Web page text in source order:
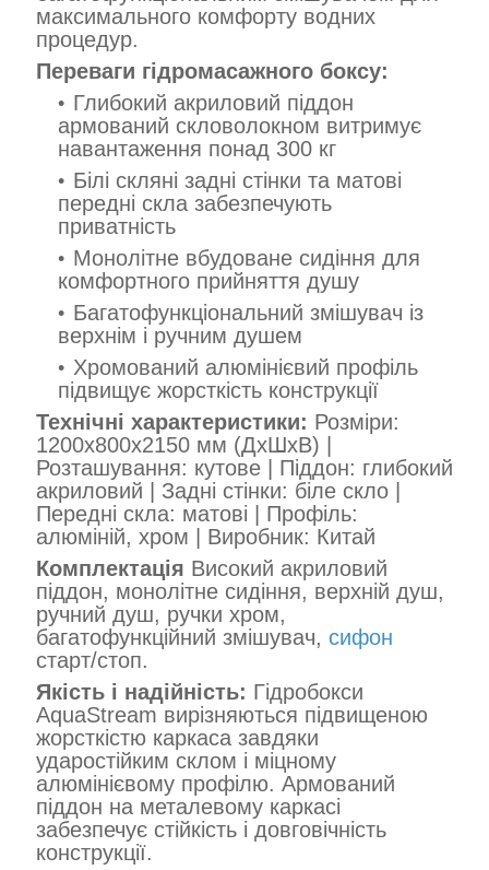
максимального комфорту водних
процедур.
Переваги гідромасажного боксу:
Глибокий акриловий піддон
армований скловолокном витримує
навантаження понад 300 кг
Білі скляні задні стінки та матові
передні скла забезпечують
приватність
Монолітне вбудоване сидіння для
комфортного прийняття душу
Багатофункціональний змішувач із
верхнім і ручним душем
Хромований алюмінієвий профіль
підвищує жорсткість конструкції
Технічні характеристики: Розміри:
1200x800x2150 мм (ДхШхВ) |
Розташування: кутове | Піддон: глибокий
акриловий | Задні стінки: біле скло |
Передні скла: матові | Профіль:
алюміній, хром | Виробник: Китай
Комплектація Високий акриловий
піддон, монолітне сидіння, верхній душ,
ручний душ, ручки хром,
багатофункційний змішувач, сифон
старт/стоп.
Якість і надійність: Гідробокси
AquaStream вирізняються підвищеною
жорсткістю каркаса завдяки
ударостійким склом і міцному
алюмінієвому профілю. Армований
піддон на металевому каркасі
забезпечує стійкість і довговічність
конструкції.